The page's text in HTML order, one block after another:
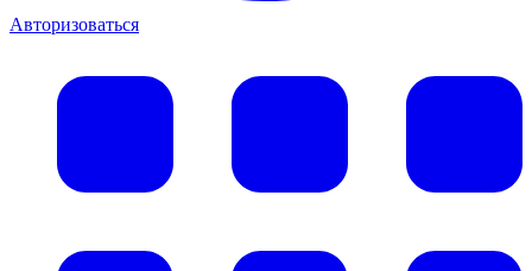
Авторизоваться